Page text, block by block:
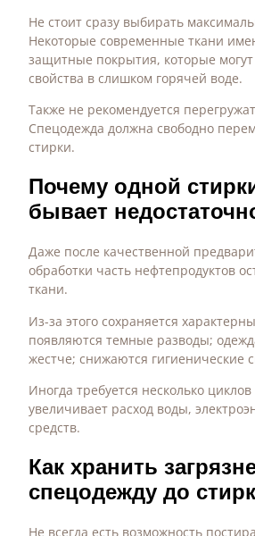
Не стоит сразу выбирать
Некоторые современные ткани
защитные покрытия, которые могут
свойства в слишком горячей воде.
Также не рекомендуется
Спецодежда должна свободно
стирки.
Почему одной
бывает
Даже после качественной
обработки часть нефтепродуктов
ткани.
Из-за этого сохраняется
появляются темные разводы;
жестче; снижаются гигиенические
Иногда требуется несколько
увеличивает расход воды,
средств.
Как хранить
спецодежду до
Не всегда есть возможность